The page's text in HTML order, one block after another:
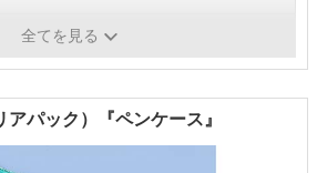
全てを見る
パック）『ペンケース』